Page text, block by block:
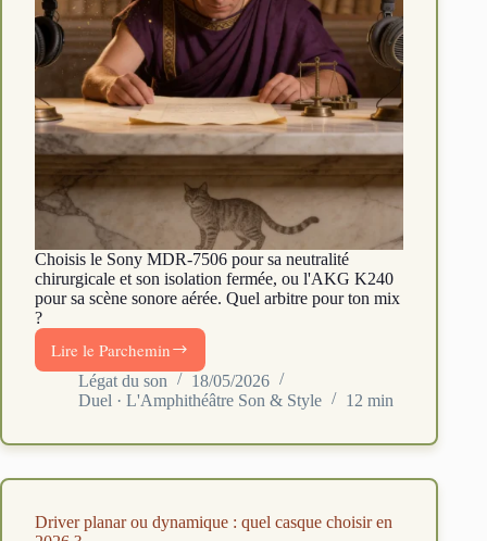
Choisis le Sony MDR-7506 pour sa neutralité
chirurgicale et son isolation fermée, ou l'AKG K240
pour sa scène sonore aérée. Quel arbitre pour ton mix
?
Lire le Parchemin
Sony
MDR-
7506
AKG
quel
Légat du son
18/05/2026
Duel · L'Amphithéâtre Son & Style
12 min
Driver planar ou dynamique : quel casque choisir en